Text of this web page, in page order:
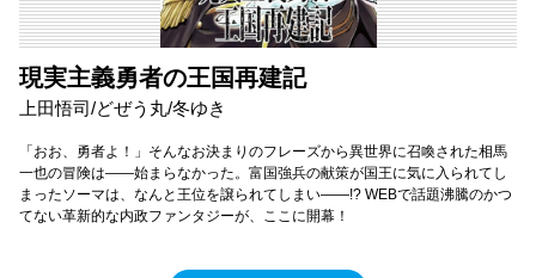
現実主義勇者の王国再建記
上田悟司/どぜう丸/冬ゆき
「おお、勇者よ！」そんなお決まりのフレーズから異世界に召喚された相馬
一也の冒険は――始まらなかった。富国強兵の献策が国王に気に入られてし
まったソーマは、なんと王位を譲られてしまい――!? WEBで話題沸騰のかつ
てない革新的な内政ファンタジーが、ここに開幕！